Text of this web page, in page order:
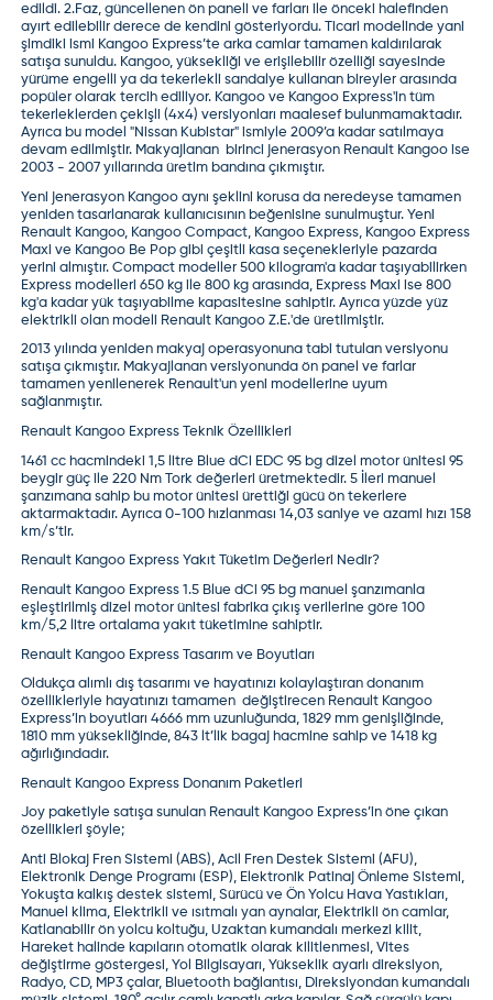
edildi. 2.Faz, güncellenen ön paneli ve farları ile önceki halefinden
ayırt edilebilir derece de kendini gösteriyordu. Ticari modelinde yani
şimdiki ismi Kangoo Express’te arka camlar tamamen kaldırılarak
satışa sunuldu. Kangoo, yüksekliği ve erişilebilir özelliği sayesinde
yürüme engelli ya da tekerlekli sandalye kullanan bireyler arasında
popüler olarak tercih ediliyor. Kangoo ve Kangoo Express'in tüm
tekerleklerden çekişli (4x4) versiyonları maalesef bulunmamaktadır.
Ayrıca bu model "Nissan Kubistar" ismiyle 2009’a kadar satılmaya
devam edilmiştir. Makyajlanan birinci jenerasyon Renault Kangoo ise
2003 - 2007 yıllarında üretim bandına çıkmıştır.
Yeni jenerasyon Kangoo aynı şeklini korusa da neredeyse tamamen
yeniden tasarlanarak kullanıcısının beğenisine sunulmuştur. Yeni
Renault Kangoo, Kangoo Compact, Kangoo Express, Kangoo Express
Maxi ve Kangoo Be Pop gibi çeşitli kasa seçenekleriyle pazarda
yerini almıştır. Compact modeller 500 kilogram'a kadar taşıyabilirken
Express modelleri 650 kg ile 800 kg arasında, Express Maxi ise 800
kg'a kadar yük taşıyabilme kapasitesine sahiptir. Ayrıca yüzde yüz
elektrikli olan modeli Renault Kangoo Z.E.'de üretilmiştir.
2013 yılında yeniden makyaj operasyonuna tabi tutulan versiyonu
satışa çıkmıştır. Makyajlanan versiyonunda ön panel ve farlar
tamamen yenilenerek Renault'un yeni modellerine uyum
sağlanmıştır.
Renault Kangoo Express Teknik Özellikleri
1461 cc hacmindeki 1,5 litre Blue dCi EDC 95 bg dizel motor ünitesi 95
beygir güç ile 220 Nm Tork değerleri üretmektedir. 5 İleri manuel
şanzımana sahip bu motor ünitesi ürettiği gücü ön tekerlere
aktarmaktadır. Ayrıca 0-100 hızlanması 14,03 saniye ve azami hızı 158
km/s’tir.
Renault Kangoo Express Yakıt Tüketim Değerleri Nedir?
Renault Kangoo Express 1.5 Blue dCi 95 bg manuel şanzımanla
eşleştirilmiş dizel motor ünitesi fabrika çıkış verilerine göre 100
km/5,2 litre ortalama yakıt tüketimine sahiptir.
Renault Kangoo Express Tasarım ve Boyutları
Oldukça alımlı dış tasarımı ve hayatınızı kolaylaştıran donanım
özellikleriyle hayatınızı tamamen değiştirecen Renault Kangoo
Express’in boyutları 4666 mm uzunluğunda, 1829 mm genişliğinde,
1810 mm yüksekliğinde, 843 lt’lik bagaj hacmine sahip ve 1418 kg
ağırlığındadır.
Renault Kangoo Express Donanım Paketleri
Joy paketiyle satışa sunulan Renault Kangoo Express’in öne çıkan
özellikleri şöyle;
Anti Blokaj Fren Sistemi (ABS), Acil Fren Destek Sistemi (AFU),
Elektronik Denge Programı (ESP), Elektronik Patinaj Önleme Sistemi,
Yokuşta kalkış destek sistemi, Sürücü ve Ön Yolcu Hava Yastıkları,
Manuel klima, Elektrikli ve ısıtmalı yan aynalar, Elektrikli ön camlar,
Katlanabilir ön yolcu koltuğu, Uzaktan kumandalı merkezi kilit,
Hareket halinde kapıların otomatik olarak kilitlenmesi, Vites
değiştirme göstergesi, Yol Bilgisayarı, Yükseklik ayarlı direksiyon,
Radyo, CD, MP3 çalar, Bluetooth bağlantısı, Direksiyondan kumandalı